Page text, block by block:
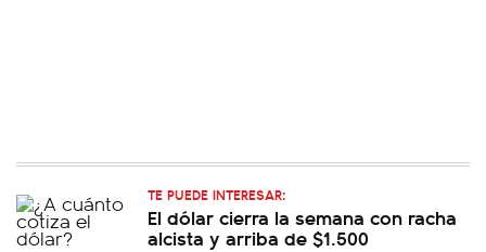
TE PUEDE INTERESAR:
El dólar cierra la semana con racha
alcista y arriba de $1.500